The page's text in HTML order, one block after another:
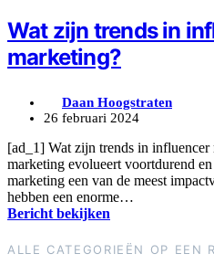
Wat zijn trends in
marketing?
Daan Hoogstraten
26 februari 2024
[ad_1] Wat zijn trends in
marketing evolueert voortdurend
marketing een van de meest
hebben een enorme…
Bericht bekijken
ALLE CATEGORIEËN OP EEN